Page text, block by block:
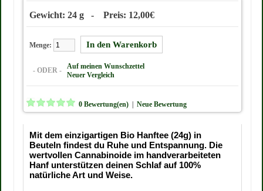
Gewicht: 24 g - Preis: 12,00€
Menge:
- ODER -
Auf meinen Wunschzettel
Neuer Vergleich
0 Bewertung(en) |Neue Bewertung
Mit dem einzigartigen Bio Hanftee (24g) in
Beuteln findest du Ruhe und Entspannung. Die
wertvollen Cannabinoide im handverarbeiteten
Hanf unterstützen deinen Schlaf auf 100%
natürliche Art und Weise.